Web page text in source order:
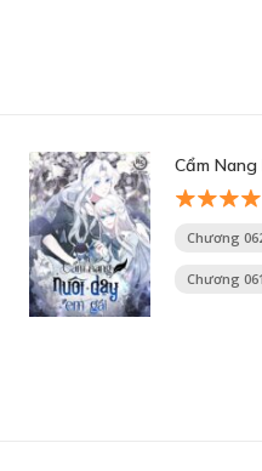
Cẩm Nang
Chương
Chương 061